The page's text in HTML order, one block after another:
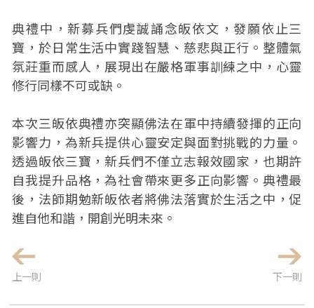
典禮中，新募兵們虔誠誦念皈依文，發願依止三
寶，於日常生活中實踐智慧、慈悲與正行。整體氣
氛莊重而感人，展現出在嚴格軍事訓練之中，心靈
修行同樣不可或缺。
本次三皈依典禮亦突顯佛法在軍中持續發揮的正向
影響力，為新兵提供心靈安定與面對挑戰的力量。
透過皈依三寶，新兵們不僅立志報效國家，也期許
自我提升品格，為社會帶來更多正向影響。典禮最
後，法師期勉新皈依者將佛法落實於生活之中，促
進自他和諧，開創光明未來。
上一則 下一則